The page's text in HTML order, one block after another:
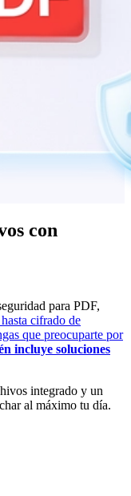
con
para PDF,
cifrado de
que preocuparte por
incluye soluciones
integrado y un
al máximo tu día.